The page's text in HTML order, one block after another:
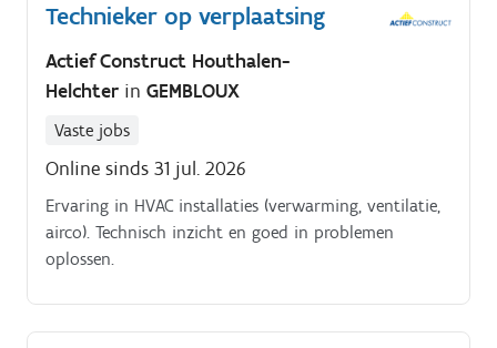
Technieker op verplaatsing
Actief Construct Houthalen-
Helchter in GEMBLOUX
Vaste jobs
Online sinds 31 jul. 2026
Ervaring in HVAC installaties (verwarming, ventilatie,
airco). Technisch inzicht en goed in problemen
oplossen.